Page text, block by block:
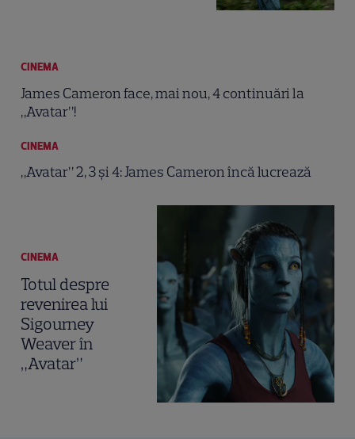
CINEMA
James Cameron face, mai nou, 4 continuări la
„Avatar”!
CINEMA
„Avatar” 2, 3 și 4: James Cameron încă lucrează
CINEMA
Totul despre
revenirea lui
Sigourney
Weaver în
„Avatar”